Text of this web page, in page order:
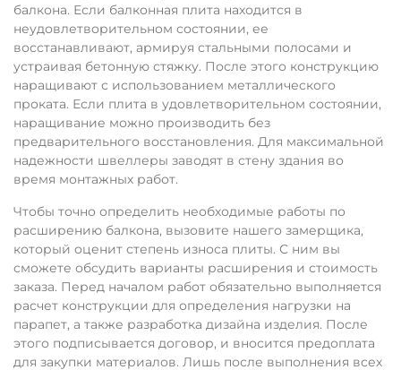
балкона. Если балконная плита находится в
неудовлетворительном состоянии, ее
восстанавливают, армируя стальными полосами и
устраивая бетонную стяжку. После этого конструкцию
наращивают с использованием металлического
проката. Если плита в удовлетворительном состоянии,
наращивание можно производить без
предварительного восстановления. Для максимальной
надежности швеллеры заводят в стену здания во
время монтажных работ.
Чтобы точно определить необходимые работы по
расширению балкона, вызовите нашего замерщика,
который оценит степень износа плиты. С ним вы
сможете обсудить варианты расширения и стоимость
заказа. Перед началом работ обязательно выполняется
расчет конструкции для определения нагрузки на
парапет, а также разработка дизайна изделия. После
этого подписывается договор, и вносится предоплата
для закупки материалов. Лишь после выполнения всех